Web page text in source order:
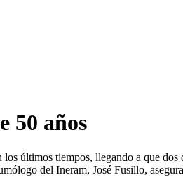
50 años
últimos tiempos, llegando a que
del Ineram, José Fusillo,